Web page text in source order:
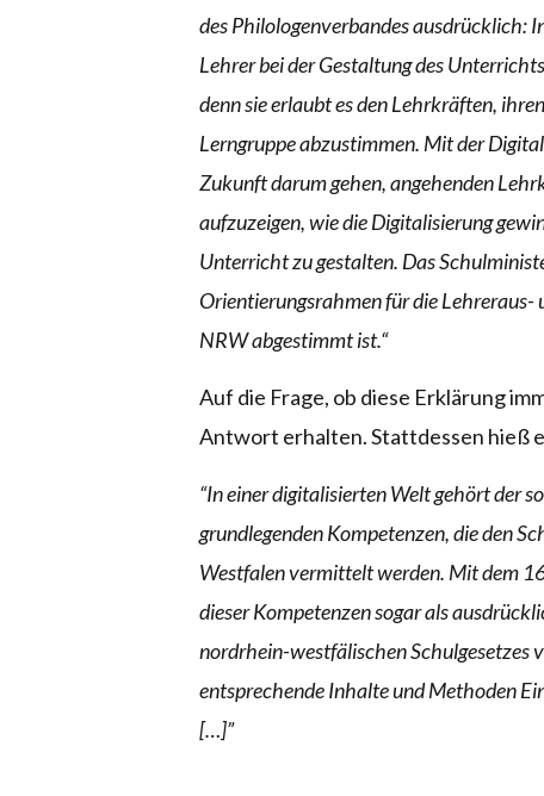
des Philologenverbandes ausdrücklich:
Lehrer bei der Gestaltung des
denn sie erlaubt es den Lehrkräften,
Lerngruppe abzustimmen. Mit der
Zukunft darum gehen, angehenden
aufzuzeigen, wie die Digitalisierung
Unterricht zu gestalten. Das
Orientierungsrahmen für die
NRW abgestimmt ist.“
Auf die Frage, ob diese Erklärung
Antwort erhalten. Stattdessen hieß
“In einer digitalisierten Welt gehört der
grundlegenden Kompetenzen, die den
Westfalen vermittelt werden. Mit dem
dieser Kompetenzen sogar als
nordrhein-westfälischen Schulgesetzes
entsprechende Inhalte und Methoden
[…]”